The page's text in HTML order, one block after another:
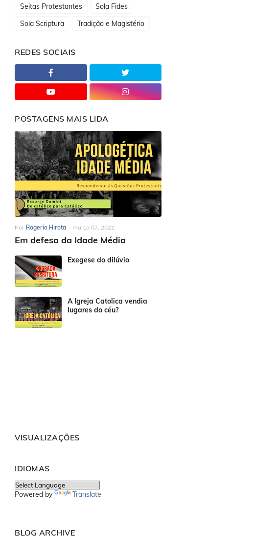
Seitas Protestantes
Sola Fides
Sola Scriptura
Tradição e Magistério
REDES SOCIAIS
POSTAGENS MAIS LIDA
Por Rogerio Hirota - março 07, 2021
Em defesa da Idade Média
Exegese do dilúvio
A Igreja Catolica vendia
lugares do céu?
VISUALIZAÇÕES
IDIOMAS
Powered by Translate
BLOG ARCHIVE